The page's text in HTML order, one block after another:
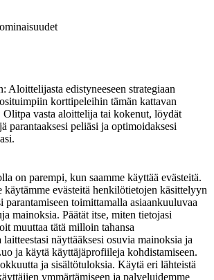
Aloittelijasta edistyneeseen strategiaan
korttipeleihin tämän kattavan
Olitpa vasta aloittelija tai kokenut, löydät
parantaaksesi peliäsi ja optimoidaksesi
on parempi, kun saamme käyttää evästeitä.
evästeitä henkilötietojen käsittelyyn
parantamiseen toimittamalla asiaankuuluvaa
mainoksia. Päätät itse, miten tietojasi
muuttaa tätä milloin tahansa
näyttääksesi osuvia mainoksia ja
ja käytä käyttäjäprofiileja kohdistamiseen.
ja sisältötuloksia. Käytä eri lähteistä
ymmärtämiseen ja palveluidemme